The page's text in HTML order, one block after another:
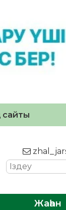
сайты
Жаһан